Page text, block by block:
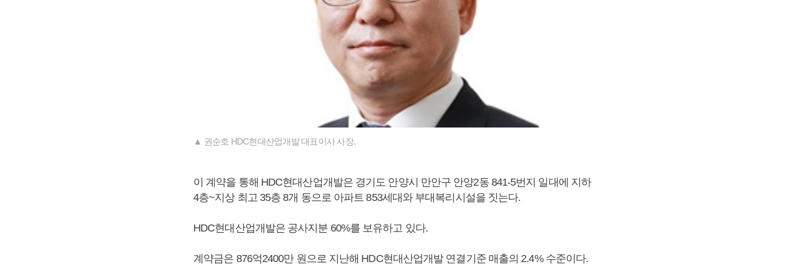
▲ 권순호 HDC현대산업개발 대표이사 사장.
이 계약을 통해 HDC현대산업개발은 경기도 안양시 만안구 안양2동 841-5번지 일대에 지하
4층~지상 최고 35층 8개 동으로 아파트 853세대와 부대복리시설을 짓는다.
HDC현대산업개발은 공사지분 60%를 보유하고 있다.
계약금은 876억2400만 원으로 지난해 HDC현대산업개발 연결기준 매출의 2.4% 수준이다.